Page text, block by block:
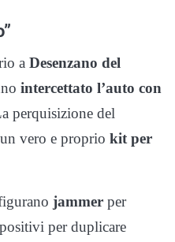
a Desenzano del
intercettato l’auto con
perquisizione del
vero e proprio kit per
jammer per
per duplicare